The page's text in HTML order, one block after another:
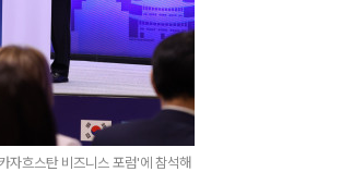
흐스탄 비즈니스 포럼'에 참석해